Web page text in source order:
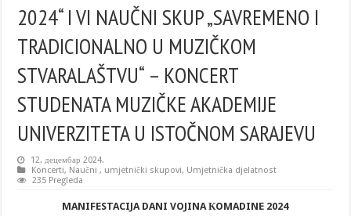
2024“ I VI NAUČNI SКUP „SAVREMENO I
TRADICIONALNO U MUZIČКOM
STVARALAŠTVU“ – КONCERT
STUDENATA MUZIČКE AКADEMIJE
UNIVERZITETA U ISTOČNOM SARAJEVU
12. децембар 2024.
Koncerti, Naučni , umjetnički skupovi, Umjetnička djelatnost
235 Pregleda
MANIFESTACIJA DANI VOJINA КOMADINE 2024